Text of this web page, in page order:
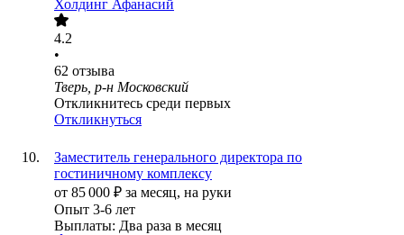
Холдинг Афанасий
4.2
•
62 отзыва
Тверь, р-н Московский
Откликнитесь среди первых
Откликнуться
Заместитель генерального директора по
гостиничному комплексу
от 85 000 ₽ за месяц, на руки
Опыт 3-6 лет
Выплаты: Два раза в месяц